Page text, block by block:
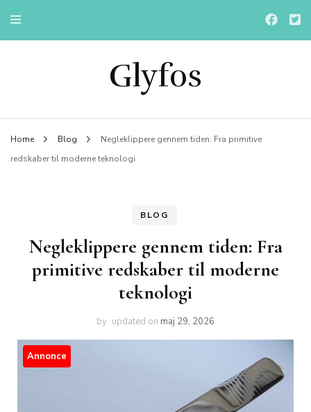
Glyfos
Home Blog
Negleklippere gennem tiden: Fra primitive
redskaber til moderne teknologi
BLOG
Negleklippere gennem tiden: Fra
primitive redskaber til moderne
teknologi
by updated on maj 29, 2026
Annonce